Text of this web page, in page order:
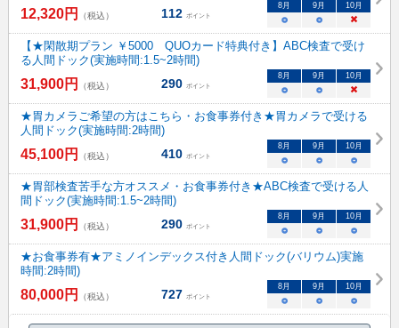
12,320円 （税込） 112 ポイント
8月 9月 10月
○ ○ ×
【★閑散期プラン ￥5000 QUOカード特典付き】ABC検査で受け
る人間ドック(実施時間:1.5~2時間)
31,900円 （税込） 290 ポイント
8月 9月 10月
○ ○ ×
★胃カメラご希望の方はこちら・お食事券付き★胃カメラで受ける
人間ドック(実施時間:2時間)
45,100円 （税込） 410 ポイント
8月 9月 10月
○ ○ ○
★胃部検査苦手な方オススメ・お食事券付き★ABC検査で受ける人
間ドック(実施時間:1.5~2時間)
31,900円 （税込） 290 ポイント
8月 9月 10月
○ ○ ○
★お食事券有★アミノインデックス付き人間ドック(バリウム)実施
時間:2時間)
80,000円 （税込） 727 ポイント
8月 9月 10月
○ ○ ○